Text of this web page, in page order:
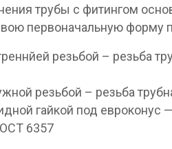
трубы с фитингом
первоначальную форму
резьбой – резьба
резьбой – резьба
гайкой под евроконус
6357